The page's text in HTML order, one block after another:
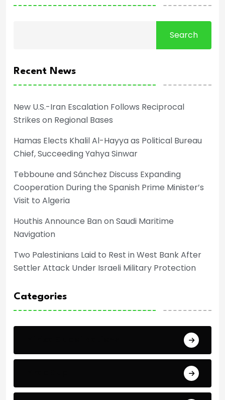
Search
Recent News
New U.S.-Iran Escalation Follows Reciprocal
Strikes on Regional Bases
Hamas Elects Khalil Al-Hayya as Political Bureau
Chief, Succeeding Yahya Sinwar
Tebboune and Sánchez Discuss Expanding
Cooperation During the Spanish Prime Minister’s
Visit to Algeria
Houthis Announce Ban on Saudi Maritime
Navigation
Two Palestinians Laid to Rest in West Bank After
Settler Attack Under Israeli Military Protection
Categories